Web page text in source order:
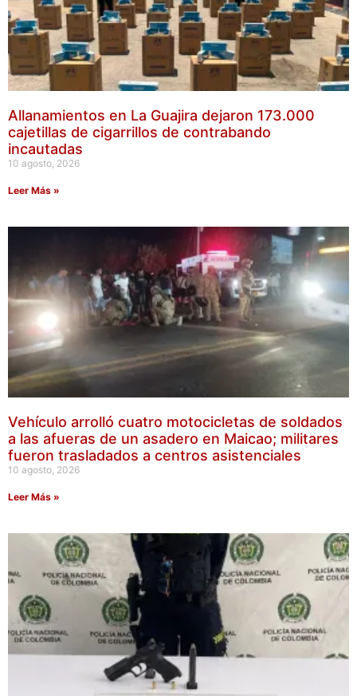
Allanamientos en La Guajira dejaron 173.000
cajetillas de cigarrillos de contrabando
incautadas
10 agosto, 2026
Leer Más »
Vehículo arrolló cuatro motocicletas de soldados
a las afueras de un asadero en Maicao; militares
fueron trasladados a centros asistenciales
10 agosto, 2026
Leer Más »